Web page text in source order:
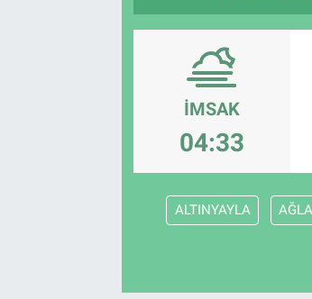
İMSAK
04:33
ALTINYAYLA
Enerjisini Üreten Fabrikalar